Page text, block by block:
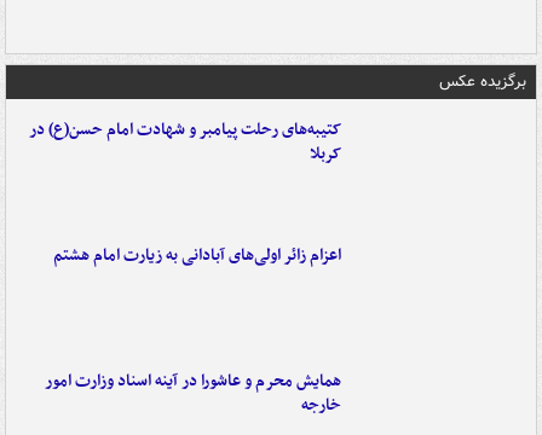
برگزیده عکس
کتیبه‌های رحلت پیامبر و شهادت امام حسن(ع) در
کربلا
اعزام زائر اولی‌های آبادانی به زیارت امام هشتم
همایش محرم و عاشورا در آینه اسناد وزارت امور
خارجه